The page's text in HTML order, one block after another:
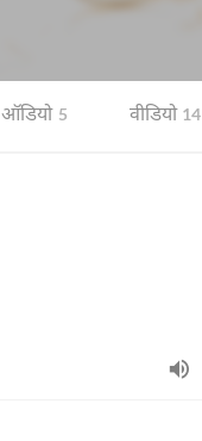
ऑडियो 5 वीडियो 14